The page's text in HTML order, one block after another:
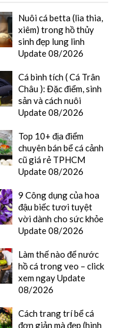
Nuôi cá betta (lia thia,
xiêm) trong hồ thủy
sinh đẹp lung linh
Update 08/2026
Cá bình tích ( Cá Trân
Châu ): Đặc điểm, sinh
sản và cách nuôi
Update 08/2026
Top 10+ địa điểm
chuyên bán bể cá cảnh
cũ giá rẻ TPHCM
Update 08/2026
9 Công dụng của hoa
đậu biếc tươi tuyệt
vời dành cho sức khỏe
Update 08/2026
Làm thế nào để nước
hồ cá trong veo – click
xem ngay Update
08/2026
Cách trang trí bể cá
đơn giản mà đẹp (hình